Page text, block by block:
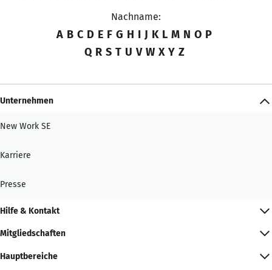
Nachname:
A B C D E F G H I J K L M N O P
Q R S T U V W X Y Z
Unternehmen
New Work SE
Karriere
Presse
Hilfe & Kontakt
Mitgliedschaften
Hauptbereiche